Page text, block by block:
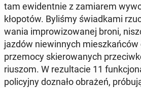
tam ewi­dent­nie z za­mia­rem
kło­po­tów. Byliśmy świad­ka­mi
wa­nia im­pro­wi­zo­wa­nej broni,
jaz­dów nie­win­nych miesz­kań­ców
prze­mo­cy skie­ro­wa­nych
riu­szom. W re­zul­ta­cie 11
po­li­cyj­ny doznało obrażeń,